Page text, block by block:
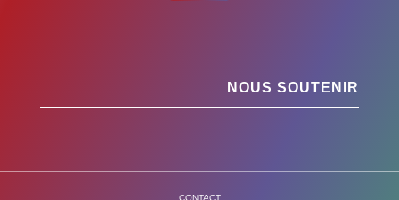
NOUS SOUTENIR
CONTACT